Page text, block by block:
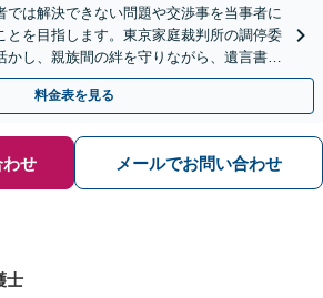
では解決できない問題や交渉事を当事者に
とを目指します。東京家庭裁判所の調停委
かし、親族間の絆を守りながら、遺言書作
題を誠実にサポートいたします。
料金表を見る
せ メールでお問い合わせ
士